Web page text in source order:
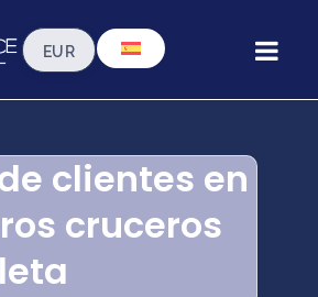
clientes en
cruceros